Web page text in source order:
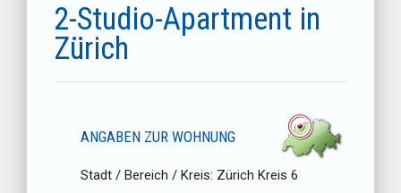
2-Studio-Apartment in
Zürich
ANGABEN ZUR WOHNUNG
Stadt / Bereich / Kreis: Zürich Kreis 6